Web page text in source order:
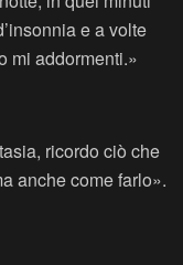
e a volte
mi addormenti.»
ricordo ciò che
anche come farlo».